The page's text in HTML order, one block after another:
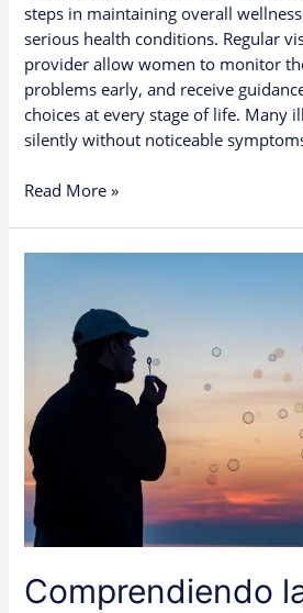
steps in maintaining overall
serious health conditions. Regular
provider allow women to monitor
problems early, and receive
choices at every stage of life. Many
silently without noticeable
Read More »
Comprendiendo
Esperma:
Que
Puede
Decirle
a
un
Paciente